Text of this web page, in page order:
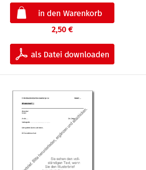
2,50 €